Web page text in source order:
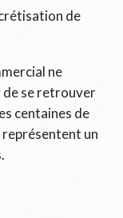
de
ne
se retrouver
centaines de
un